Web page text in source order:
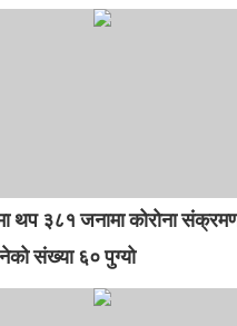
थप ३८१ जनामा कोरोना
संख्या ६० पुग्यो